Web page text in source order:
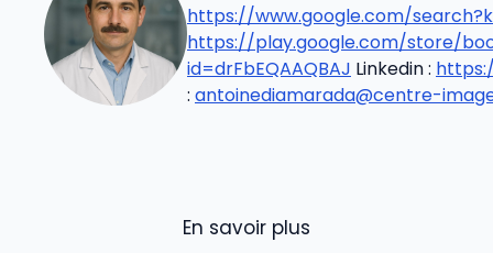
https://www.google.com/
https://play.google.com/store/
id=drFbEQAAQBAJ Linkedin :
: antoinediamarada@centre-
En savoir plus